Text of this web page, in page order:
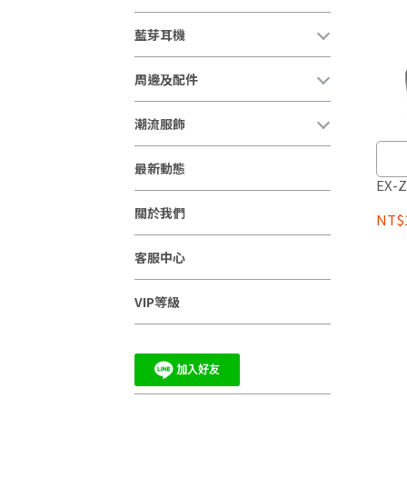
藍芽耳機
周邊及配件
潮流服飾
最新動態
關於我們
客服中心
VIP等級
EX-